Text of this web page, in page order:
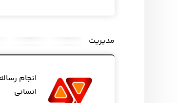
مدیریت
انجام
انسانی